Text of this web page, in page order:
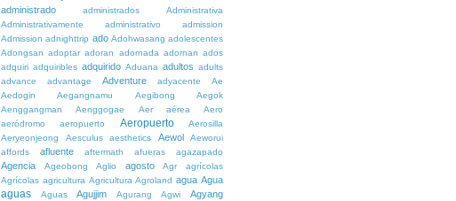
administrado administrados
Administrativa
Administrativamente
administrativo
admission
Admission adnighttrip ado Adohwasang adolescentes
Adongsan adoptar adoran adornada adornan ados
adquiri adquiribles adquirido Aduana adultos adults
advance
advantage Adventure adyacente
Ae
Aedogin
Aegangnamu Aegibong
Aegok
Aenggangman
Aenggogae Aer aérea
Aero
aeródromo
aeropuerto Aeropuerto
Aerosilla
Aeryeonjeong
Aesculus aesthetics Aewol
Aeworui
affords
afluente aftermath afueras agazapado
Agencia Ageobong Aglio agosto Agr
agrícolas
Agrícolas agricultura Agricultura Agroland agua Agua
aguas Aguas Agujjim Agurang Agwi Agyang